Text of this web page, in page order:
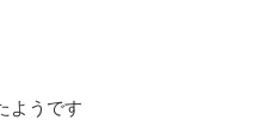
ようです